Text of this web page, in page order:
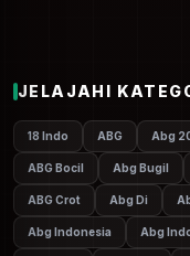
JELAJAHI
18 Indo ABG Abg
ABG Bocil Abg Bugil
ABG Crot Abg Di
Abg Indonesia Abg